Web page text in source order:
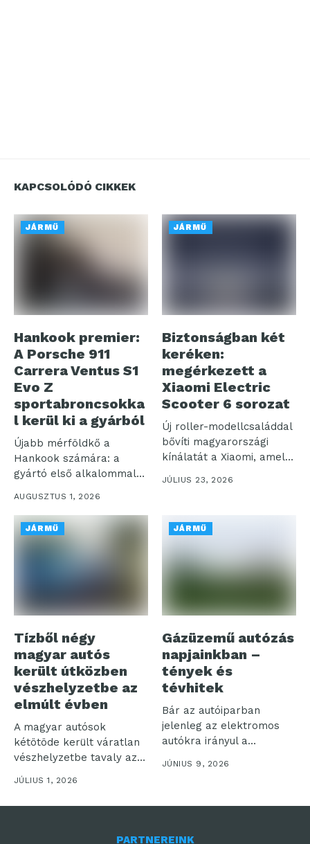
KAPCSOLÓDÓ CIKKEK
JÁRMŰ
Hankook premier:
A Porsche 911
Carrera Ventus S1
Evo Z
sportabroncsokka
l kerül ki a gyárból
Újabb mérföldkő a
Hankook számára: a
gyártó első alkalommal
AUGUSZTUS 1, 2026
JÁRMŰ
Biztonságban két
keréken:
megérkezett a
Xiaomi Electric
Scooter 6 sorozat
Új roller-modellcsaláddal
bővíti magyarországi
kínálatát a Xiaomi, amely
a korábbiakhoz képest
nagyobb...
JÚLIUS 23, 2026
JÁRMŰ
Tízből négy
magyar autós
került útközben
vészhelyzetbe az
elmúlt évben
A magyar autósok
kétötöde került váratlan
vészhelyzetbe tavaly az
utakon, miközben a...
JÚLIUS 1, 2026
JÁRMŰ
Gázüzemű autózás
napjainkban –
tények és
tévhitek
Bár az autóiparban
jelenleg az elektromos
autókra irányul a
legnagyobb figyelem, a...
JÚNIUS 9, 2026
PARTNEREINK